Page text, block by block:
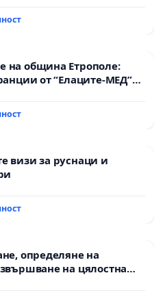
на община Етрополе:
от “Елаците-МЕД”
се изпълнят всички
визи за руснаци и
определяне на
на цялостна
път между